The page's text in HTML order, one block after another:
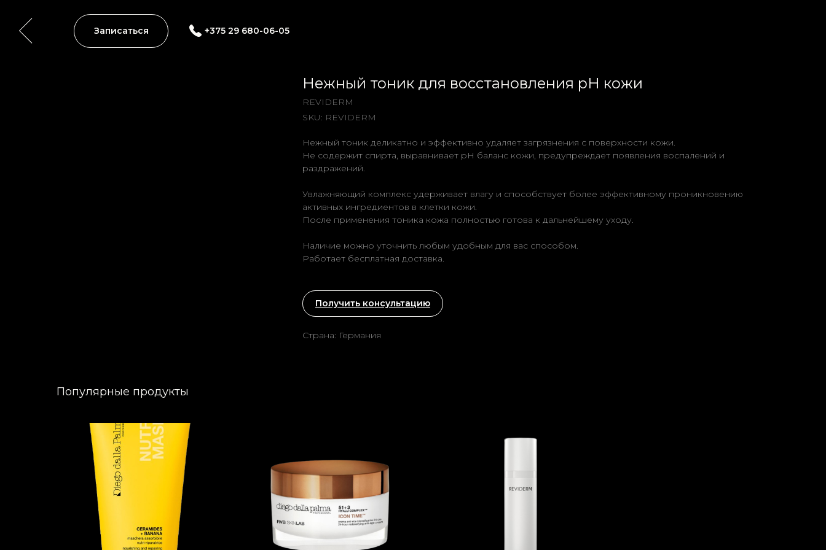
Записаться +375 29 680-06-05
Нежный тоник для восстановления pH кожи
REVIDERM
SKU: REVIDERM
Нежный тоник деликатно и эффективно удаляет загрязнения с поверхности кожи.
Не содержит спирта, выравнивает рН баланс кожи, предупреждает появления воспалений и
раздражений.
Увлажняющий комплекс удерживает влагу и способствует более эффективному проникновению
активных ингредиентов в клетки кожи.
После применения тоника кожа полностью готова к дальнейшему уходу.
Наличие можно уточнить любым удобным для вас способом.
Работает бесплатная доставка.
Получить консультацию
Страна: Германия
Популярные продукты